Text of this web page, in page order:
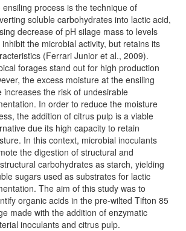
ensiling process is the technique of
soluble carbohydrates into lactic acid,
decrease of pH silage mass to levels
the microbial activity, but retains its
(Ferrari Junior et al., 2009).
forages stand out for high production
the excess moisture at the ensiling
increases the risk of undesirable
In order to reduce the moisture
the addition of citrus pulp is a viable
due its high capacity to retain
In this context, microbial inoculants
the digestion of structural and
carbohydrates as starch, yielding
sugars used as substrates for lactic
The aim of this study was to
organic acids in the pre-wilted Tifton 85
made with the addition of enzymatic
inoculants and citrus pulp.